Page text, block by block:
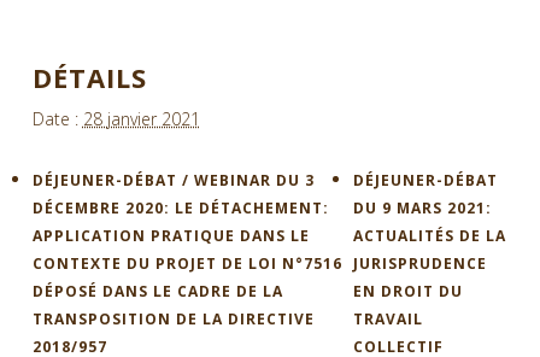
DÉTAILS
Date : 28 janvier 2021
DÉJEUNER-DÉBAT / WEBINAR DU 3
DÉCEMBRE 2020: LE DÉTACHEMENT:
APPLICATION PRATIQUE DANS LE
CONTEXTE DU PROJET DE LOI N°7516
DÉPOSÉ DANS LE CADRE DE LA
TRANSPOSITION DE LA DIRECTIVE
2018/957
DÉJEUNER-DÉBAT
DU 9 MARS 2021:
ACTUALITÉS DE LA
JURISPRUDENCE
EN DROIT DU
TRAVAIL
COLLECTIF